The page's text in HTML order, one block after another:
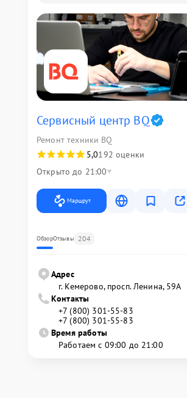
Сервисный центр BQ
Ремонт техники BQ
5,0192 оценки
Открыто до 21:00
Маршрут
ОбзорОтзывы 204
Адрес
г. Кемерово, просп. Ленина, 59А
Контакты
+7 (800) 301-55-83
+7 (800) 301-55-83
Время работы
Работаем с 09:00 до 21:00